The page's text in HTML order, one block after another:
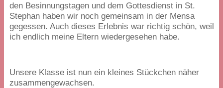
den Besinnungstagen und dem Gottesdienst in St.
Stephan haben wir noch gemeinsam in der Mensa
gegessen. Auch dieses Erlebnis war richtig schön, weil
ich endlich meine Eltern wiedergesehen habe.
Unsere Klasse ist nun ein kleines Stückchen näher
zusammengewachsen.